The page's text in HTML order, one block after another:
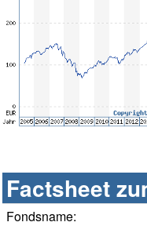
Factsheet
Fondsname: